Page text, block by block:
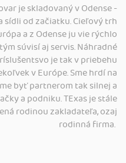
je skladovaný v Odense -
sídli od začiatku. Cieľový trh
a z Odense ju vie rýchlo
súvisí aj servis. Náhradné
je tak v priebehu
v Európe. Sme hrdí na
byť partnerom tak silnej a
a podniku. TExas je stále
rodinou zakladateľa, ozaj
rodinná firma.